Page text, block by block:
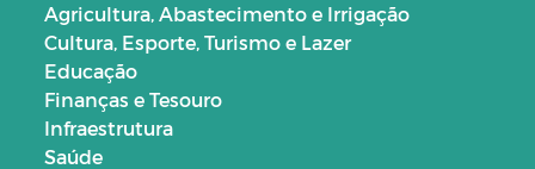
Agricultura, Abastecimento e Irrigação
Cultura, Esporte, Turismo e Lazer
Educação
Finanças e Tesouro
Infraestrutura
Saúde